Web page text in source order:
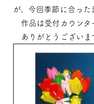
が、今回季節に合った
作品は受付カウンタ
ありがとうございま